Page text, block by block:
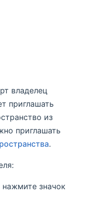
владелец
приглашать
из
приглашать
.
нажмите значок